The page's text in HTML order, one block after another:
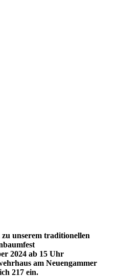
unserem traditionellen
2024 ab 15 Uhr
am Neuengammer
217 ein.